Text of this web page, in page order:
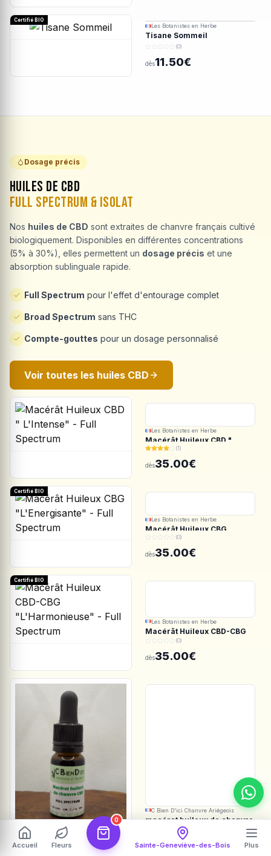
Certifié BIO
Les Botanistes en Herbe
Tisane Sommeil
(0)
dès11.50€
Les Botanistes en Herbe
Macérât Huileux CBD "
L'Intense" - Full Spectrum
(1)
dès35.00€
Certifié BIO
Les Botanistes en Herbe
Macérât Huileux CBG
"L'Energisante" - Full
Spectrum
(0)
dès35.00€
Certifié BIO
Les Botanistes en Herbe
Macérât Huileux CBD-CBG
"L'Harmonieuse" - Full
(0)
dès35.00€
C Bien D'ici Chanvre Ariégeois
macérat huileux de chanvre
(0)
35.00€
Dosage précis
Huiles de CBD
Full Spectrum & Isolat
Nos huiles de CBD sont extraites de chanvre français cultivé
biologiquement. Disponibles en différentes concentrations
(5% à 30%), elles permettent un dosage précis et une
absorption sublinguale rapide.
Full Spectrum pour l'effet d'entourage complet
Broad Spectrum sans THC
Compte-gouttes pour un dosage personnalisé
Voir toutes les huiles CBD
Accueil Fleurs
0
Sainte-Geneviève-des-Bois Plus